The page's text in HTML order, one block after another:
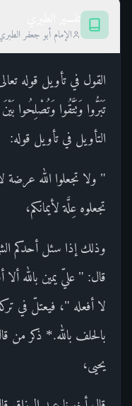
الإمام أبو جعفر
القول في تأويل قوله
تَبَرُّوا وَتَتَّقُوا وَتُصْلِحُوا
التأويل في تأويل قوله:
" ولا تجعلوا الله عرضة
تجعلوه عِلَّة لأيمانكم،
وذلك إذا سئل أحدكم
قال: " عليّ يمين بالله
لا أفعله "، فيعتلّ في
يحيى،